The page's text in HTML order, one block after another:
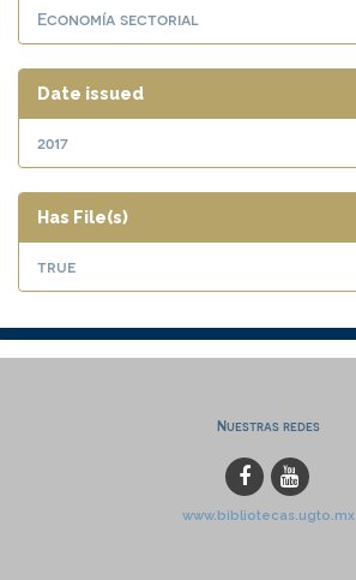
Economía sectorial
Date issued
2017
Has File(s)
true
Nuestras redes
www.bibliotecas.ugto.mx